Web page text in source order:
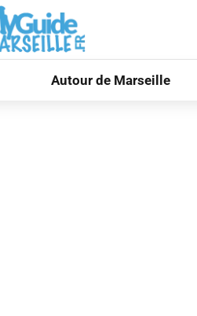
Autour de Marseille